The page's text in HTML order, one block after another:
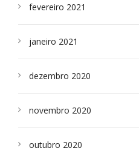
fevereiro 2021
janeiro 2021
dezembro 2020
novembro 2020
outubro 2020